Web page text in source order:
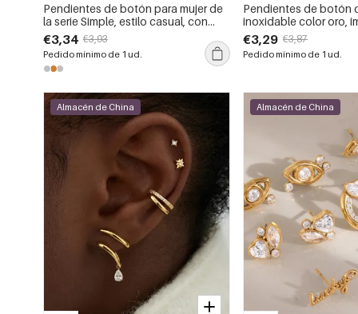
Pendientes de botón para mujer de
la serie Simple, estilo casual, con
forma irregular, de acero inoxidable,
resistentes al agua y color dorado.
€3,34 €3,93
Pedido mínimo de 1 ud.
Pendientes de botón
inoxidable color oro,
de la serie romántica
con forma de estrella
€3,29 €3,87
Pedido mínimo de 1 ud.
Almacén de China Almacén de China